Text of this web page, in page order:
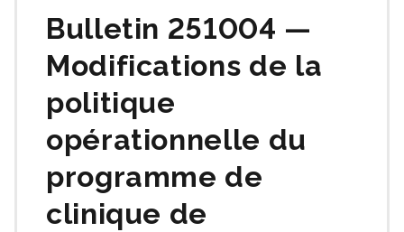
Bulletin 251004 —
Modifications de la
politique
opérationnelle du
programme de
clinique de